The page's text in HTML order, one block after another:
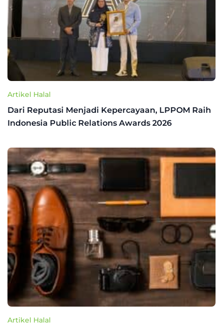
Artikel Halal
Dari Reputasi Menjadi Kepercayaan, LPPOM Raih
Indonesia Public Relations Awards 2026
Artikel Halal